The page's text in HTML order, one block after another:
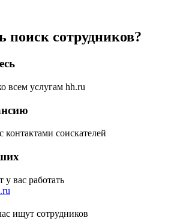
поиск сотрудников?
всем услугам hh.ru
контактами соискателей
у вас работать
ищут сотрудников